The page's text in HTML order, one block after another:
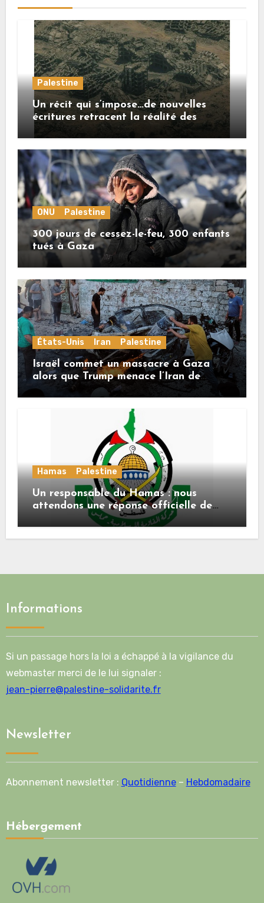
Palestine
Un récit qui s’impose…de nouvelles
écritures retracent la réalité des
crimes sionistes à Gaza
ONU Palestine
300 jours de cessez-le-feu, 300 enfants
tués à Gaza
États-Unis Iran Palestine
Israël commet un massacre à Gaza
alors que Trump menace l’Iran de
«décapitation»
Hamas Palestine
Un responsable du Hamas : nous
attendons une réponse officielle de
Mladenov concernant la feuille de
route de la deuxième phase de l’accord
Informations
Si un passage hors la loi a échappé à la vigilance du
webmaster merci de le lui signaler :
jean-pierre@palestine-solidarite.fr
Newsletter
Abonnement newsletter : Quotidienne– Hebdomadaire
Hébergement